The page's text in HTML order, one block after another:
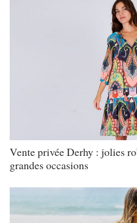
Vente privée Derhy : jolies
grandes occasions